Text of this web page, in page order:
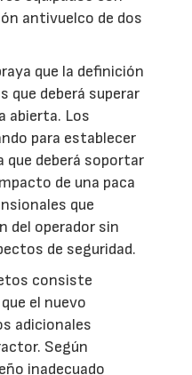
antivuelco de dos
que la definición
que deberá superar
abierta. Los
para establecer
que deberá soportar
de una paca
que
del operador sin
de seguridad.
consiste
el nuevo
adicionales
Según
inadecuado